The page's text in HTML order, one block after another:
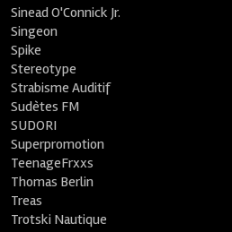
Sinead O'Connick Jr.
Singeon
Spike
Stereotype
Strabisme Auditif
Sudètes FM
SUDORI
Superpromotion
TeenageFrxxs
Thomas Berlin
Treas
Trotski Nautique